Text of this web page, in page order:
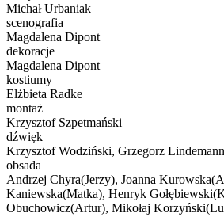
Michał Urbaniak
scenografia
Magdalena Dipont
dekoracje
Magdalena Dipont
kostiumy
Elżbieta Radke
montaż
Krzysztof Szpetmański
dźwięk
Krzysztof Wodziński, Grzegorz Lindemann
obsada
Andrzej Chyra(Jerzy), Joanna
Kaniewska(Matka), Henryk
Obuchowicz(Artur), Mikołaj